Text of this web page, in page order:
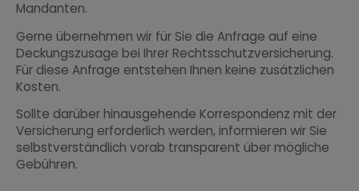
Mandanten.
Gerne übernehmen wir für Sie die Anfrage auf eine
Deckungszusage bei Ihrer Rechtsschutzversicherung.
Für diese Anfrage entstehen Ihnen keine zusätzlichen
Kosten.
Sollte darüber hinausgehende Korrespondenz mit der
Versicherung erforderlich werden, informieren wir Sie
selbstverständlich vorab transparent über mögliche
Gebühren.